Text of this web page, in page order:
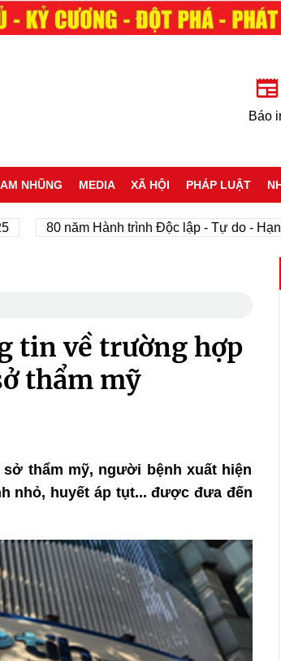
Báo
NHŨNG MEDIA XÃ HỘI PHÁP LUẬT
80 năm Hành trình Độc lập - Tự do - Hạnh
tin về trường hợp
thẩm mỹ
thẩm mỹ, người bệnh xuất hiện
nhỏ, huyết áp tụt... được đưa đến